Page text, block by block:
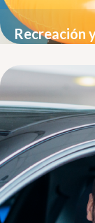
Recreación